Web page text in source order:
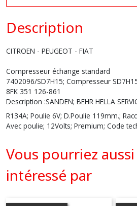
Description
CITROEN - PEUGEOT - FIAT
Compresseur échange standard
7402096/SD7H15; Compresseur
8FK 351 126-861
Description :SANDEN; BEHR HELLA
R134A; Poulie 6V; D.Poulie 119mm.;
Avec poulie; 12Volts; Premium; Code
Vous pourriez
intéressé par